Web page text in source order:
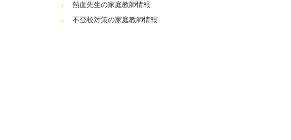
熱血先生の家庭教師情報
不登校対策の家庭教師情報